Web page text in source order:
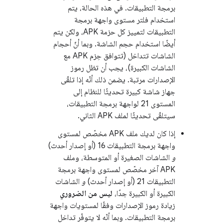
برمجة التطبيقات. في هذه الحالة، يتم
استخدام فلتر مستوى واجهة برمجة
التطبيقات لتمييز كل حزمة APK، ولكن يتم
أيضًا استخدام حجم الشاشة. وبما أنّ أحجام
الشاشات تتداخل (تتوافق حِزم APK مع
الشاشات الكبيرة)، يجب أن تظل رموز
الإصدارات مرتبة. يضمن ذلك أنّه إذا تلقّى
جهاز شاشة كبيرة تحديثًا للنظام إلى
المستوى 21 لواجهة برمجة التطبيقات،
سيتلقّى تحديثًا لملف APK الثاني.
إذا كان لديك ملف APK مخصّص لمستوى
واجهة برمجة التطبيقات 16 (أو إصدار أحدث)
و الشاشات الصغيرة أو المتوسطة، وملف
APK آخر مخصّص لمستوى واجهة برمجة
التطبيقات 21 (أو إصدار أحدث)
و الشاشات
الكبيرة أو الكبيرة جدًا، ليس من الضروري
زيادة رموز الإصدارات وفقًا لمستويات واجهة
برمجة التطبيقات. وبما أنّه لا يتوفّر تداخل